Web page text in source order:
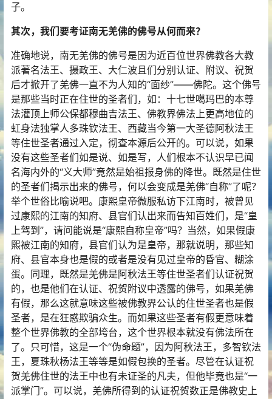
子。
其次，我们要考证南无羌佛的佛号从何而来？
准确地说，南无羌佛的佛号是因为近百位世界佛教各大教
派著名法王、摄政王、大仁波且们分别认证、附议、祝贺
后才掀开了羌佛一直不为人知的“面纱”——佛陀。这个佛号
是那些当时正在住世的圣者们，如：十七世噶玛巴的本尊
法灌顶上师公保都穆曲吉法王、佛教界佛法上更高地位的
虹身法独掌人多珠钦法王、西藏当今第一大圣德阿秋法王
等住世圣者通过入定，彻查本源后公开的。可以说，如果
没有这些圣者们如是说、如是写，人们根本不认识早已闻
名海内外的“义大师”竟然是始祖报身佛的降世。既然是住世
的圣者们揭示出来的佛号，何以会变成是羌佛“自称”了呢？
举个世俗比喻说吧。康熙皇帝微服私访下江南时，被曾见
过康熙的江南的知府、县官们认出来而告知百姓们，是“皇
上驾到”，请问能说是“康熙自称皇帝”吗？当然，如果假康
熙被江南的知府，县官们认为是皇帝，那就说明，那些知
府、县官本身也是假的或者是没有见过皇帝的昏官、糊涂
蛋。同理，既然是羌佛是阿秋法王等住世圣者们认证祝贺
的，也是他们在认证、祝贺附议中透露的佛号，如果羌佛
有假，那么这就意味这些被佛教界公认的住世圣者也是假
圣者，是在狂惑欺骗众生。而如果这些圣者有假更意味着
整个世界佛教的全部垮台，这个世界根本就没有佛法所在
了。只可惜，这是一个“伪命题”，因为阿秋法王，多智钦法
王，夏珠秋杨法王等等是如假包换的圣者。尽管在认证祝
贺羌佛住世的法王中也有未证圣的凡夫，但他毕竟也是“一
派掌门”。可以说，羌佛所得到的认证祝贺数正是佛教史上